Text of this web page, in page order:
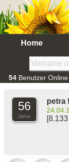
Home
54 Benutzer Online
56
Jahre
petra